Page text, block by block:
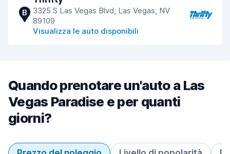
B
3325 S Las Vegas Blvd, Las Vegas, NV
89109
Visualizza le auto disponibili
Quando prenotare un'auto a Las
Vegas Paradise e per quanti
giorni?